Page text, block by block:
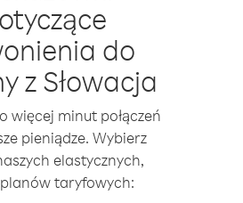
do
z Słowacja
więcej minut połączeń
pieniądze. Wybierz
elastycznych,
taryfowych: